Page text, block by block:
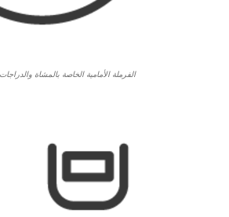
الفرملة الأمامية الخاصة بالمشاة والدراجات